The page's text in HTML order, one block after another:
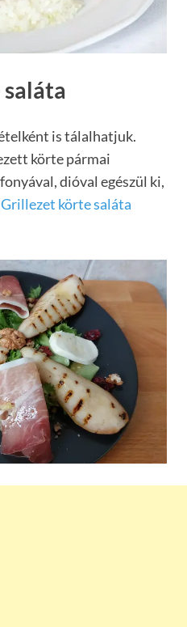
is tálalhatjuk.
körte pármai
dióval egészül ki,
Grillezet körte saláta